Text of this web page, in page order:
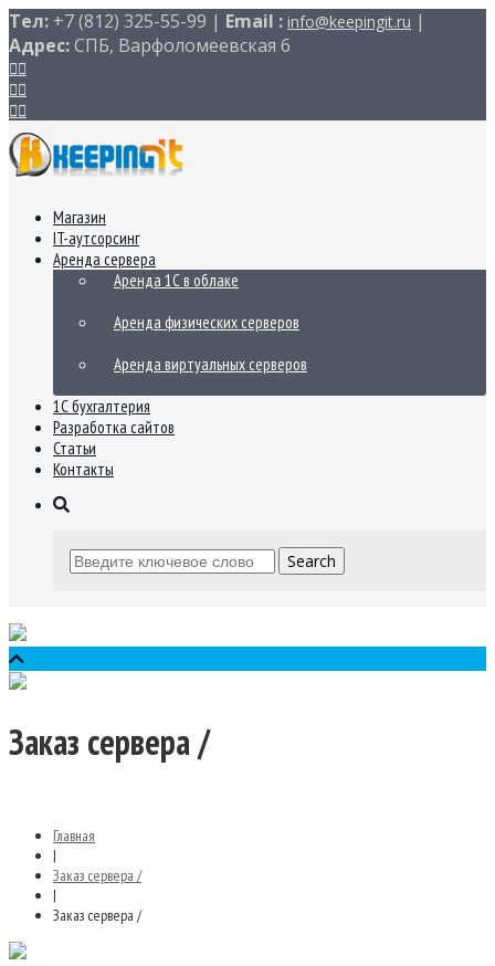
Тел: +7 (812) 325-55-99 | Email : info@keepingit.ru |
Адрес:СПБ, Варфоломеевская 6
Магазин
IT-аутсорсинг
Аренда сервера
Аренда 1С в облаке
Аренда физических серверов
Аренда виртуальных серверов
1С бухгалтерия
Разработка сайтов
Статьи
Контакты
Заказ сервера /
Главная
|
Заказ сервера /
|
Заказ сервера /